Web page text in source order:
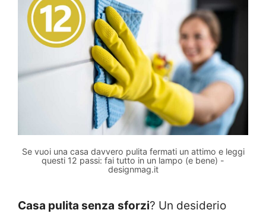
Se vuoi una casa davvero pulita fermati un attimo e leggi
questi 12 passi: fai tutto in un lampo (e bene) -
designmag.it
Casa pulita senza sforzi? Un desiderio